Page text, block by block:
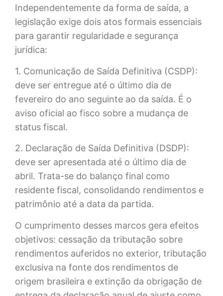
Independentemente da forma de saída, a
legislação exige dois atos formais essenciais
para garantir regularidade e segurança
jurídica:
1. Comunicação de Saída Definitiva (CSDP):
deve ser entregue até o último dia de
fevereiro do ano seguinte ao da saída. É o
aviso oficial ao fisco sobre a mudança de
status fiscal.
2. Declaração de Saída Definitiva (DSDP):
deve ser apresentada até o último dia de
abril. Trata-se do balanço final como
residente fiscal, consolidando rendimentos e
patrimônio até a data da partida.
O cumprimento desses marcos gera efeitos
objetivos: cessação da tributação sobre
rendimentos auferidos no exterior, tributação
exclusiva na fonte dos rendimentos de
origem brasileira e extinção da obrigação de